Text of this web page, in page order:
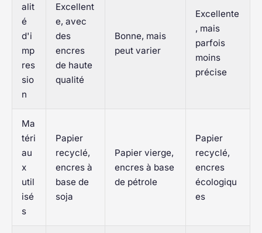
alit
é
d'i
mp
res
sio
n
Excellent
e, avec
des
encres
de haute
qualité
Bonne, mais
peut varier
Excellente
, mais
parfois
moins
précise
Ma
téri
au
x
util
isé
s
Papier
recyclé,
encres à
base de
soja
Papier vierge,
encres à base
de pétrole
Papier
recyclé,
encres
écologiqu
es